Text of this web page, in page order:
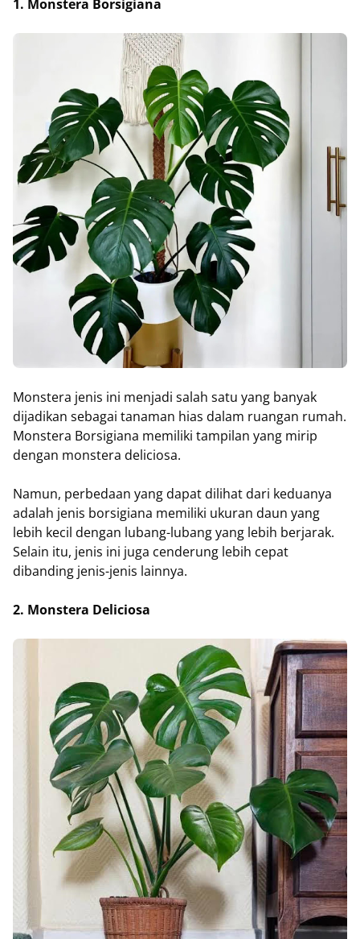
1. Monstera Borsigiana
Monstera jenis ini menjadi salah satu yang banyak
dijadikan sebagai tanaman hias dalam ruangan rumah.
Monstera Borsigiana memiliki tampilan yang mirip
dengan monstera deliciosa.
Namun, perbedaan yang dapat dilihat dari keduanya
adalah jenis borsigiana memiliki ukuran daun yang
lebih kecil dengan lubang-lubang yang lebih berjarak.
Selain itu, jenis ini juga cenderung lebih cepat
dibanding jenis-jenis lainnya.
2. Monstera Deliciosa